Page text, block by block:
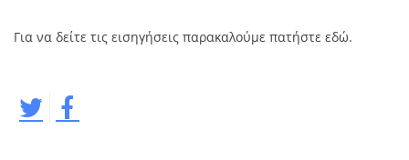
Για να δείτε τις εισηγήσεις παρακαλούμε πατήστε εδώ.